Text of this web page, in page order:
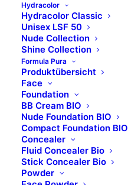
Hydracolor
Hydracolor Classic
Unisex LSF 50
Nude Collection
Shine Collection
Formula Pura
Produktübersicht
Face
Foundation
BB Cream BIO
Nude Foundation BIO
Compact Foundation BIO
Concealer
Fluid Concealer Bio
Stick Concealer Bio
Powder